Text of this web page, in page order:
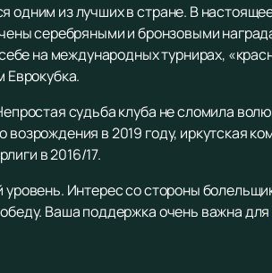
одним из лучших в стране. В
серебряными и бронзовыми
на международных турнирах,
Еврокубка.
судьба клуба не сломила
в 2019 году, иркутская
в 2016/17.
Интерес со стороны
Ваша поддержка очень важна для